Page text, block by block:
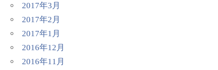
2017年3月
2017年2月
2017年1月
2016年12月
2016年11月